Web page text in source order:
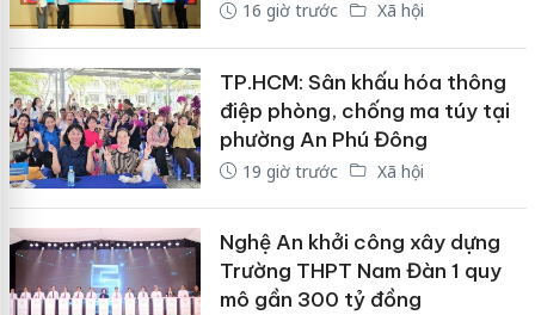
16 giờ trước Xã hội
TP.HCM: Sân khấu hóa thông
điệp phòng, chống ma túy tại
phường An Phú Đông
19 giờ trước Xã hội
Nghệ An khởi công xây dựng
Trường THPT Nam Đàn 1 quy
mô gần 300 tỷ đồng